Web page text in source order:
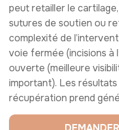
peut retailler le
sutures de soutien ou
complexité de
voie fermée (incisions à
ouverte (meilleure
important). Les
récupération prend